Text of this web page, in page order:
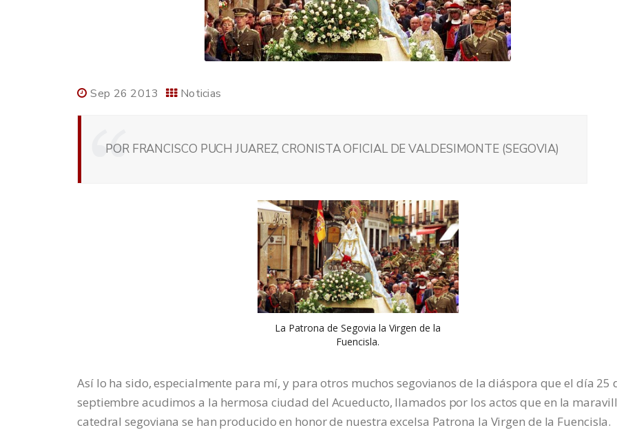
Sep 26 2013 Noticias
POR FRANCISCO PUCH JUAREZ, CRONISTA OFICIAL DE VALDESIMONTE (SEGOVIA)
La Patrona de Segovia la Virgen de la
Fuencisla.
Así lo ha sido, especialmente para mí, y para otros muchos segovianos de la diáspora que el día 25
septiembre acudimos a la hermosa ciudad del Acueducto, llamados por los actos que en la
catedral segoviana se han producido en honor de nuestra excelsa Patrona la Virgen de la Fuencisla.